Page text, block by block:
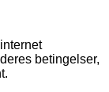
betingelser,